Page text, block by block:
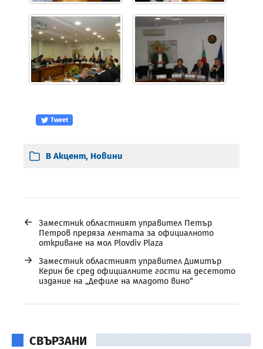
Tweet
В Акцент, Новини
←
Заместник областният управител Петър
Петров преряза лентата за официалното
откриване на мол Plovdiv Plaza
→
Заместник областният управител Димитър
Керин бе сред официалните гости на десетото
издание на „Дефиле на младото вино“
СВЪРЗАНИ